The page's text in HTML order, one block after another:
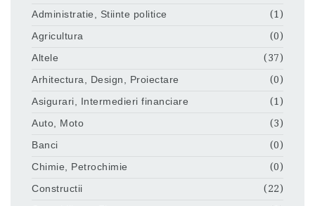
Administratie, Stiinte politice
(1)
Agricultura
(0)
Altele
(37)
Arhitectura, Design, Proiectare
(0)
Asigurari, Intermedieri financiare
(1)
Auto, Moto
(3)
Banci
(0)
Chimie, Petrochimie
(0)
Constructii
(22)